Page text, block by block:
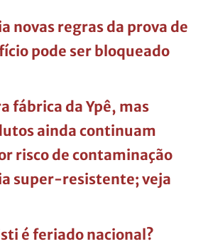
novas regras da prova de
pode ser bloqueado
fábrica da Ypê, mas
ainda continuam
risco de contaminação
super-resistente; veja
é feriado nacional?